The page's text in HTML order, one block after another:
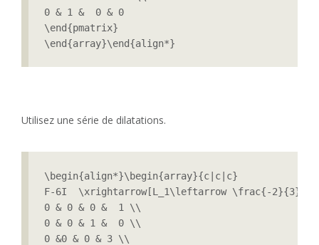
0 & 1 &  0 & 0
\end{pmatrix}
\end{array}\end{align*}
Utilisez une série de dilatations.
\begin{align*}\begin{array}{c|c|c}
F-6I  \xrightarrow[L_1\leftarrow \frac{-
0 & 0 & 0 &  1 \\
0 & 0 & 1 &  0 \\
0 &0 & 0 & 3 \\